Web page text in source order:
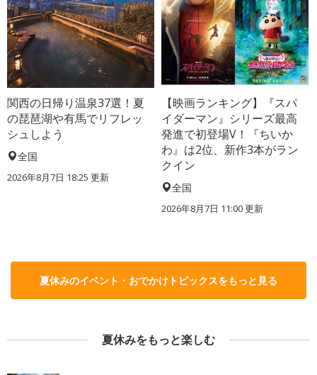
関西の日帰り温泉37選！夏
の琵琶湖や有馬でリフレッ
シュしよう
全国
2026年8月7日 18:25 更新
【映画ランキング】『スパ
イダーマン』シリーズ最高
発進で初登場V！『ちいか
わ』は2位、新作3本がラン
クイン
全国
2026年8月7日 11:00更新
夏休みのイベント・おでかけトピックスをもっと見る
夏休みをもっと楽しむ